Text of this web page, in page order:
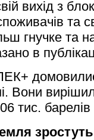
вихід з
та
гнучке та
в
Вони
тис.